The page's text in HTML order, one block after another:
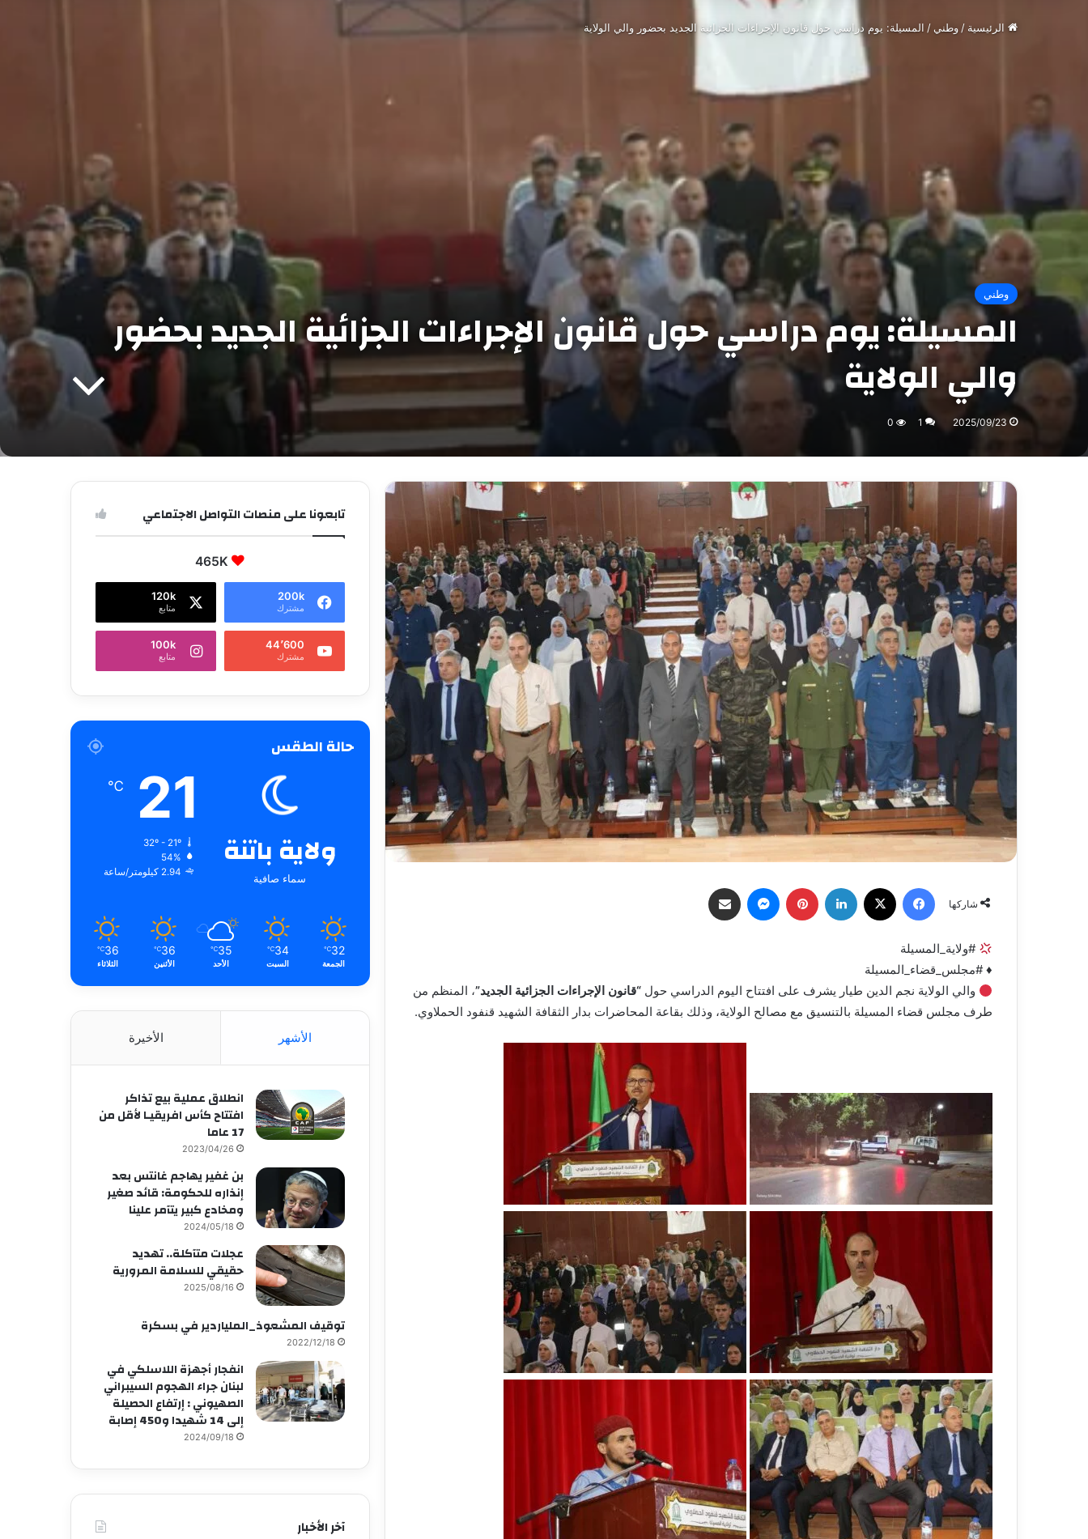
الرئيسية / وطني / المسيلة: يوم دراسي حول قانون الإجراءات الجزائية الجديد بحضور والي الولاية
وطني
المسيلة: يوم دراسي حول قانون الإجراءات الجزائية الجديد بحضور
والي الولاية
2025/09/23
1
0
شاركها
فيسبوك لينكدإن بينتيريست ماسنجر
#ولاية_المسيلة
♦️ #مجلس_قضاء_المسيلة
والي الولاية نجم الدين طيار يشرف على افتتاح اليوم الدراسي حول“قانون الإجراءات الجزائية الجديد”، المنظم من
طرف مجلس قضاء المسيلة بالتنسيق مع مصالح الولاية، وذلك بقاعة المحاضرات بدار الثقافة الشهيد قنفود الحملاوي.
تابعونا على منصات التواصل الاجتماعي
465K
200k
مشترك
120k
متابع
44٬600
مشترك
100k
متابع
حالة الطقس
ولاية باتنة
سماء صافية
21
℃
32º - 21º
54%
2.94 كيلومتر/ساعة
32
℃
الجمعة
34
℃
السبت
35
℃
الأحد
36
℃
الأثنين
36
℃
الثلاثاء
الأشهر الأخيرة
انطلاق عملية بيع تذاكر
افتتاح كأس افريقيـا لأقل من
17 عاما
2023/04/26
بن غفير يهاجم غانتس بعد
إنذاره للحكومة: قائد صغير
ومخادع كبير يتآمر علينا
2024/05/18
عجلات متآكلة.. تهديد
حقيقي للسلامة المرورية
2025/08/16
توقيف المشعوذ_الملياردير في بسكرة
2022/12/18
انفجار أجهزة اللاسلكي في
لبنان جراء الهجوم السيبراني
الصهيوني : إرتفاع الحصيلة
إلى 14 شهيدا و450 إصابة
2024/09/18
آخر الأخبار